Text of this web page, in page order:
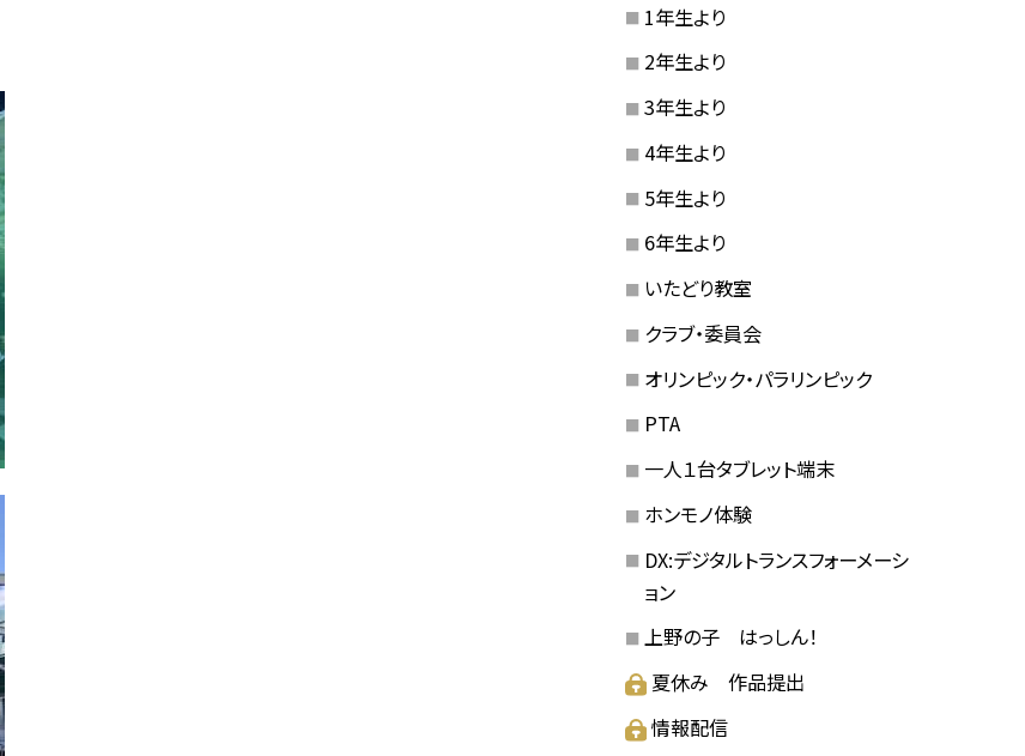
1年生より
2年生より
3年生より
4年生より
5年生より
6年生より
いたどり教室
クラブ・委員会
オリンピック・パラリンピック
PTA
一人１台タブレット端末
ホンモノ体験
DX:デジタルトランスフォーメーシ
ョン
上野の子 はっしん！
夏休み 作品提出
情報配信